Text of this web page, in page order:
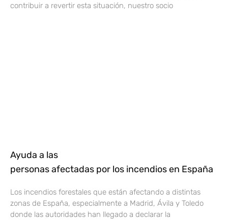
contribuir a revertir esta situación, nuestro socio
Ayuda a las
personas afectadas por los incendios en España
Los incendios forestales que están afectando a distintas
zonas de España, especialmente a Madrid, Ávila y Toledo
donde las autoridades han llegado a declarar la